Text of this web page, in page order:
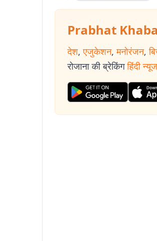
Prabhat
देश, एजुकेशन, मनोरंजन,
रोजाना की ब्रेकिंग हिंदी न्यूज